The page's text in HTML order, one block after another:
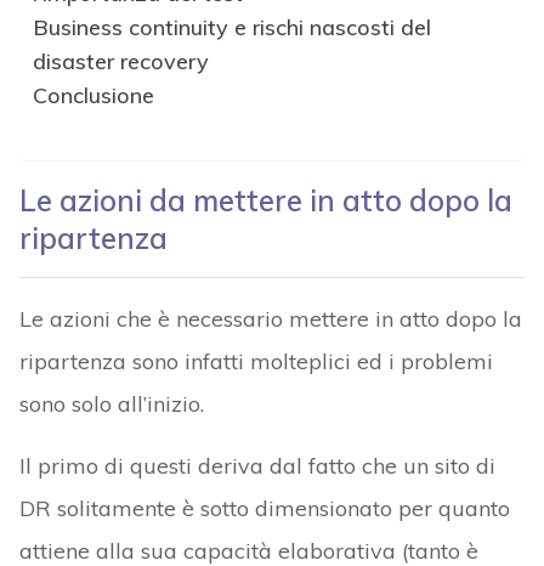
Business continuity e rischi nascosti del
disaster recovery
Conclusione
Le azioni da mettere in atto dopo la
ripartenza
Le azioni che è necessario mettere in atto dopo la
ripartenza sono infatti molteplici ed i problemi
sono solo all’inizio.
Il primo di questi deriva dal fatto che un sito di
DR solitamente è sotto dimensionato per quanto
attiene alla sua capacità elaborativa (tanto è